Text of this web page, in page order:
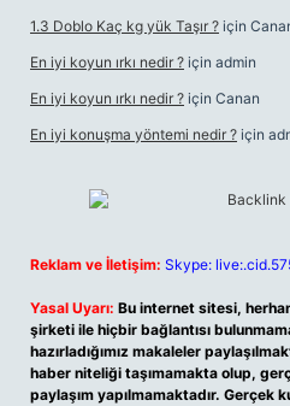
1.3 Doblo Kaç kg yük Taşır ? için
En iyi koyun ırkı nedir ? için admin
En iyi koyun ırkı nedir ? için Canan
En iyi konuşma yöntemi nedir ? için
Reklam ve İletişim: Skype:
Yasal Uyarı: Bu internet sitesi,
şirketi ile hiçbir bağlantısı
hazırladığımız makaleler
haber niteliği taşımamakta olup,
paylaşım yapılmamaktadır. Gerçek